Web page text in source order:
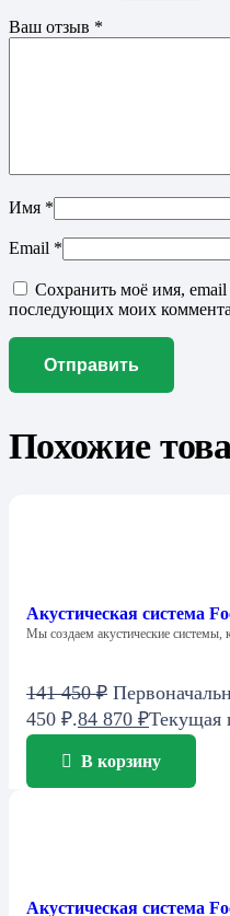
Ваш отзыв *
Имя *
Email *
Сохранить моё имя, email
последующих моих
Похожие
Акустическая система
Мы создаем акустические системы,
141 450₽
450 ₽.84 870 ₽Текущая
В корзину
Акустическая система